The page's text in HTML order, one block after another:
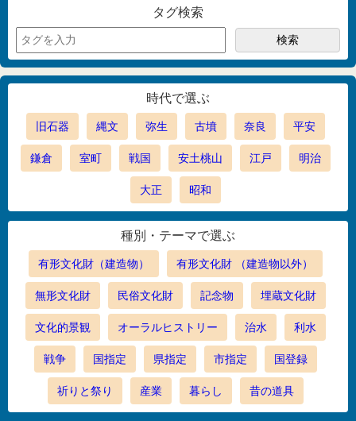
タグ検索
時代で選ぶ
旧石器 縄文 弥生 古墳 奈良 平安
鎌倉 室町 戦国 安土桃山 江戸 明治
大正 昭和
種別・テーマで選ぶ
有形文化財（建造物） 有形文化財 （建造物以外）
無形文化財 民俗文化財 記念物 埋蔵文化財
文化的景観 オーラルヒストリー 治水 利水
戦争 国指定 県指定 市指定 国登録
祈りと祭り 産業 暮らし 昔の道具